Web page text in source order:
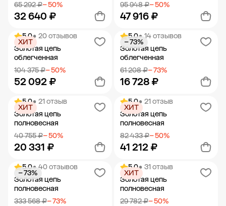
65 292 ₽− 50%
32 640 ₽
Добавить в корзину
95 948 ₽− 50%
47 916 ₽
Добавить в корзину
5.0• 20 отзывов
Золотая цепь
облегченная
104 375 ₽− 50%
52 092 ₽
ХИТ
Добавить в корзину
5.0• 14 отзывов
Золотая цепь
облегченная
61 208 ₽− 73%
16 728 ₽
− 73%
Добавить в корзину
5.0• 21 отзыв
Золотая цепь
полновесная
40 755 ₽− 50%
20 331 ₽
ХИТ
Добавить в корзину
5.0• 21 отзыв
Золотая цепь
полновесная
82 433 ₽− 50%
41 212 ₽
ХИТ
Добавить в корзину
5.0• 40 отзывов
Золотая цепь
полновесная
333 568 ₽− 73%
− 73%
5.0• 31 отзыв
Золотая цепь
полновесная
29 782 ₽− 50%
ХИТ